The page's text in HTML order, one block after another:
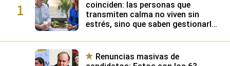
2
Renuncias masivas de
candidatos: Estos son los 63
casos de reelección encubierta a